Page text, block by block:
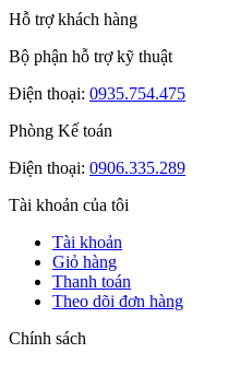
Hỗ trợ khách hàng
Bộ phận hỗ trợ kỹ thuật
Điện thoại: 0935.754.475
Phòng Kế toán
Điện thoại: 0906.335.289
Tài khoản của tôi
Tài khoản
Giỏ hàng
Thanh toán
Theo dõi đơn hàng
Chính sách